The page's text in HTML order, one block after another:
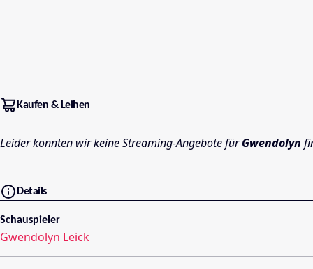
Kaufen & Leihen
Leider konnten wir keine Streaming-Angebote fürGwendolyn
Details
Schauspieler
Gwendolyn Leick